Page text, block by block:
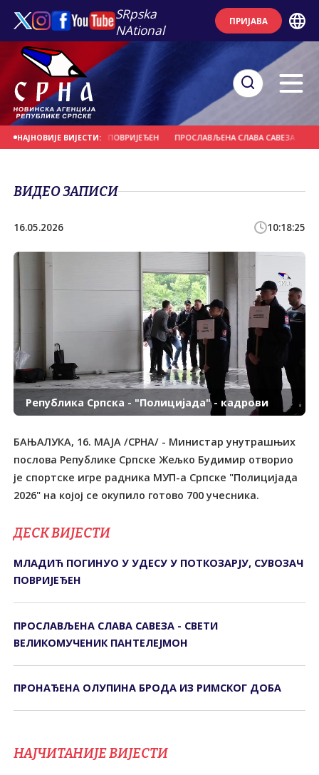
SRpska
NAtional
ПРИЈАВА
НАЈНОВИЈЕ ВИЈЕСТИ:
СУВОЗАЧ ПОВРИЈЕЂЕН ПРОСЛАВЉЕНА СЛАВА САВЕЗА -
ВИДЕО ЗАПИСИ
16.05.2026 10:18:25
Република Српска - "Полицијада" - кадрови
БАЊАЛУКА, 16. МАЈА /СРНА/ - Министар унутрашњих
послова Републике Српске Жељко Будимир отворио
је спортске игре радника МУП-а Српске "Полицијада
ДЕСК ВИЈЕСТИ
МЛАДИЋ ПОГИНУО У УДЕСУ У ПОТКОЗАРЈУ, СУВОЗАЧ
ПОВРИЈЕЂЕН
ПРОСЛАВЉЕНА СЛАВА САВЕЗА - СВЕТИ
ВЕЛИКОМУЧЕНИК ПАНТЕЛЕЈМОН
ПРОНАЂЕНА ОЛУПИНА БРОДА ИЗ РИМСКОГ ДОБА
НАЈЧИТАНИЈЕ ВИЈЕСТИ